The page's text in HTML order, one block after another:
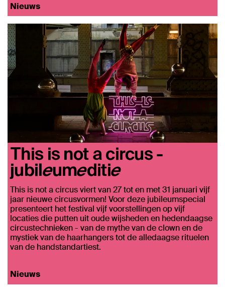
Nieuws
This is not a circus -
jubileumeditie
This is not a circus viert van 27 tot en met 31 januari vijf
jaar nieuwe circusvormen! Voor deze jubileumspecial
presenteert het festival vijf voorstellingen op vijf
locaties die putten uit oude wijsheden en hedendaagse
circustechnieken - van de mythe van de clown en de
mystiek van de haarhangers tot de alledaagse rituelen
van de handstandartiest.
Nieuws